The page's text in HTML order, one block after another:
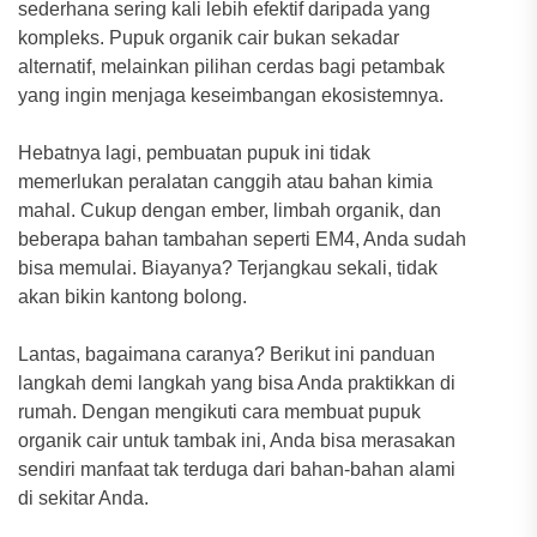
sederhana sering kali lebih efektif daripada yang
kompleks. Pupuk organik cair bukan sekadar
alternatif, melainkan pilihan cerdas bagi petambak
yang ingin menjaga keseimbangan ekosistemnya.
Hebatnya lagi, pembuatan pupuk ini tidak
memerlukan peralatan canggih atau bahan kimia
mahal. Cukup dengan ember, limbah organik, dan
beberapa bahan tambahan seperti EM4, Anda sudah
bisa memulai. Biayanya? Terjangkau sekali, tidak
akan bikin kantong bolong.
Lantas, bagaimana caranya? Berikut ini panduan
langkah demi langkah yang bisa Anda praktikkan di
rumah. Dengan mengikuti cara membuat pupuk
organik cair untuk tambak ini, Anda bisa merasakan
sendiri manfaat tak terduga dari bahan-bahan alami
di sekitar Anda.